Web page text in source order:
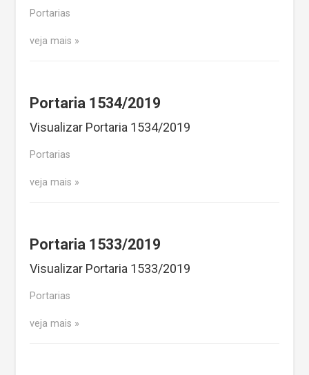
Portarias
veja mais
Portaria 1534/2019
Visualizar Portaria 1534/2019
Portarias
veja mais
Portaria 1533/2019
Visualizar Portaria 1533/2019
Portarias
veja mais